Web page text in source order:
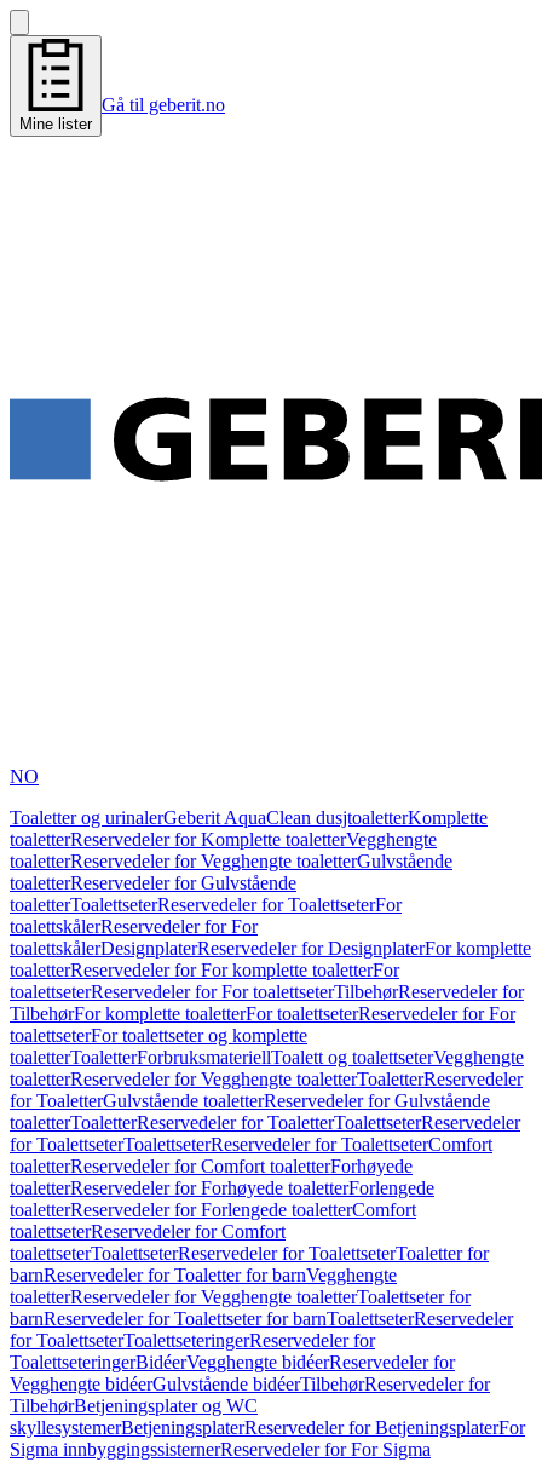
Mine lister
Gå til geberit.no
NO
Toaletter og urinalerGeberit AquaClean dusjtoaletterKomplette
toaletterReservedeler for Komplette toaletterVegghengte
toaletterReservedeler for Vegghengte toaletterGulvstående
toaletterReservedeler for Gulvstående
toaletterToalettseterReservedeler for ToalettseterFor
toalettskålerReservedeler for For
toalettskålerDesignplaterReservedeler for DesignplaterFor komplette
toaletterReservedeler for For komplette toaletterFor
toalettseterReservedeler for For toalettseterTilbehørReservedeler for
TilbehørFor komplette toaletterFor toalettseterReservedeler for For
toalettseterFor toalettseter og komplette
toaletterToaletterForbruksmateriellToalett og toalettseterVegghengte
toaletterReservedeler for Vegghengte toaletterToaletterReservedeler
for ToaletterGulvstående toaletterReservedeler for Gulvstående
toaletterToaletterReservedeler for ToaletterToalettseterReservedeler
for ToalettseterToalettseterReservedeler for ToalettseterComfort
toaletterReservedeler for Comfort toaletterForhøyede
toaletterReservedeler for Forhøyede toaletterForlengede
toaletterReservedeler for Forlengede toaletterComfort
toalettseterReservedeler for Comfort
toalettseterToalettseterReservedeler for ToalettseterToaletter for
barnReservedeler for Toaletter for barnVegghengte
toaletterReservedeler for Vegghengte toaletterToalettseter for
barnReservedeler for Toalettseter for barnToalettseterReservedeler
for ToalettseterToalettseteringerReservedeler for
ToalettseteringerBidéerVegghengte bidéerReservedeler for
Vegghengte bidéerGulvstående bidéerTilbehørReservedeler for
TilbehørBetjeningsplater og WC
skyllesystemerBetjeningsplaterReservedeler for BetjeningsplaterFor
Sigma innbyggingssisternerReservedeler for For Sigma